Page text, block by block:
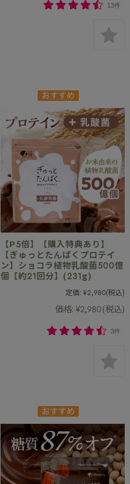
13件
【P5倍】【購入特典あり】
【ぎゅっとたんぱくプロテイ
ン】ショコラ植物乳酸菌500億
個【約21回分】(231g)
定価: ¥2,980(税込)
価格: ¥2,980(税込)
3件